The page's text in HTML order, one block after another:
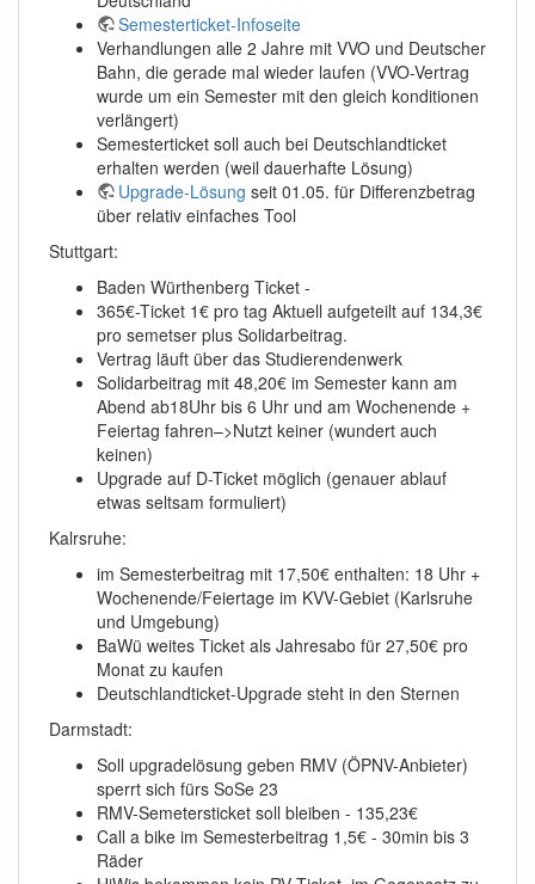
Semesterticket-Infoseite
Verhandlungen alle 2 Jahre mit VVO und Deutscher
Bahn, die gerade mal wieder laufen (VVO-Vertrag
wurde um ein Semester mit den gleich konditionen
verlängert)
Semesterticket soll auch bei Deutschlandticket
erhalten werden (weil dauerhafte Lösung)
Upgrade-Lösung seit 01.05. für Differenzbetrag
über relativ einfaches Tool
Stuttgart:
Baden Würthenberg Ticket -
365€-Ticket 1€ pro tag Aktuell aufgeteilt auf 134,3€
pro semetser plus Solidarbeitrag.
Vertrag läuft über das Studierendenwerk
Solidarbeitrag mit 48,20€ im Semester kann am
Abend ab18Uhr bis 6 Uhr und am Wochenende +
Feiertag fahren–>Nutzt keiner (wundert auch
keinen)
Upgrade auf D-Ticket möglich (genauer ablauf
etwas seltsam formuliert)
Kalrsruhe:
im Semesterbeitrag mit 17,50€ enthalten: 18 Uhr +
Wochenende/Feiertage im KVV-Gebiet (Karlsruhe
und Umgebung)
BaWü weites Ticket als Jahresabo für 27,50€ pro
Monat zu kaufen
Deutschlandticket-Upgrade steht in den Sternen
Darmstadt:
Soll upgradelösung geben RMV (ÖPNV-Anbieter)
sperrt sich fürs SoSe 23
RMV-Semetersticket soll bleiben - 135,23€
Call a bike im Semesterbeitrag 1,5€ - 30min bis 3
Räder